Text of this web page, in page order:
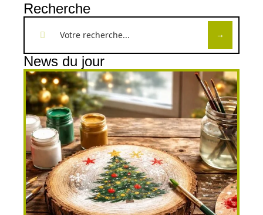
Recherche
News du jour